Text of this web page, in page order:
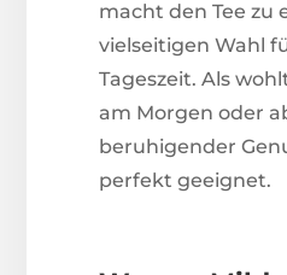
macht den Tee zu
vielseitigen Wahl
Tageszeit. Als
am Morgen oder
beruhigender
perfekt geeignet.